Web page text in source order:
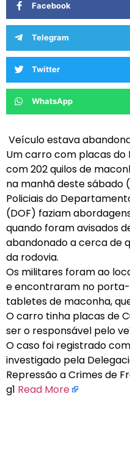
Facebook
Telegram
Twitter
WhatsApp
Veículo estava
Um carro com placas
com 202 quilos de
na manhã deste sábado
Policiais do
(DOF) faziam
quando foram avisados
abandonado a cerca de
da rodovia.
Os militares foram ao
e encontraram no
tabletes de maconha,
O carro tinha placas de
ser o responsável pelo
O caso foi registrado
investigado pela
Repressão a Crimes de
g1 Read More